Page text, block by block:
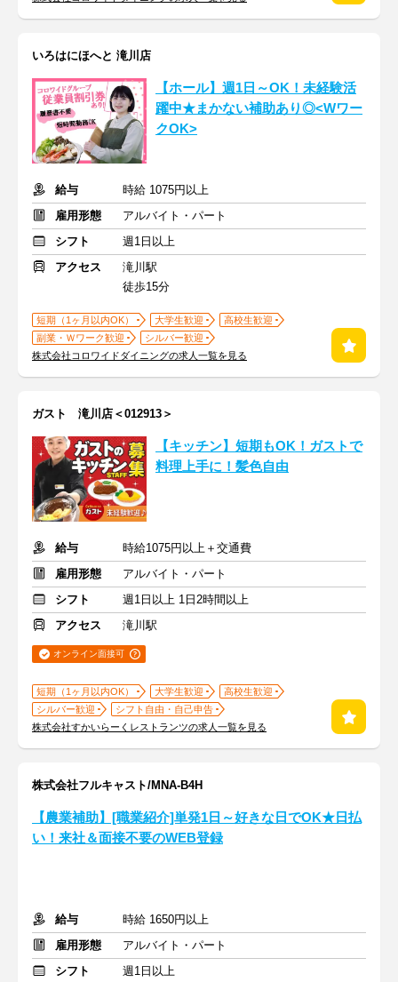
いろはにほへと 滝川店
【ホール】週1日～OK！未経験活
躍中★まかない補助あり◎<Wワー
クOK>
給与
時給 1075円以上
雇用形態
アルバイト・パート
シフト
週1日以上
アクセス
滝川駅
徒歩15分
短期（1ヶ月以内OK） 大学生歓迎
高校生歓迎
副業・Ｗワーク歓迎
シルバー歓迎
株式会社コロワイドダイニングの求人一覧を見る
ガスト 滝川店＜012913＞
【キッチン】短期もOK！ガストで
料理上手に！髪色自由
給与
時給1075円以上＋交通費
雇用形態
アルバイト・パート
シフト
週1日以上 1日2時間以上
アクセス
滝川駅
オンライン面接可
短期（1ヶ月以内OK） 大学生歓迎
高校生歓迎
シルバー歓迎
シフト自由・自己申告
株式会社すかいらーくレストランツの求人一覧を見る
株式会社フルキャスト/MNA-B4H
【農業補助】[職業紹介]単発1日～好きな日でOK★日払
い！来社＆面接不要のWEB登録
給与
時給 1650円以上
雇用形態
アルバイト・パート
シフト
週1日以上